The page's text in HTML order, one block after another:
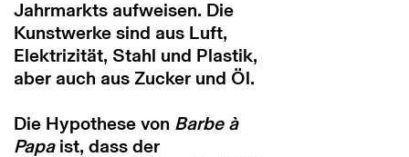
Jahrmarkts aufweisen. Die
Kunstwerke sind aus Luft,
Elektrizität, Stahl und Plastik,
aber auch aus Zucker und Öl.
Die Hypothese von Barbe à
Papaist, dass der